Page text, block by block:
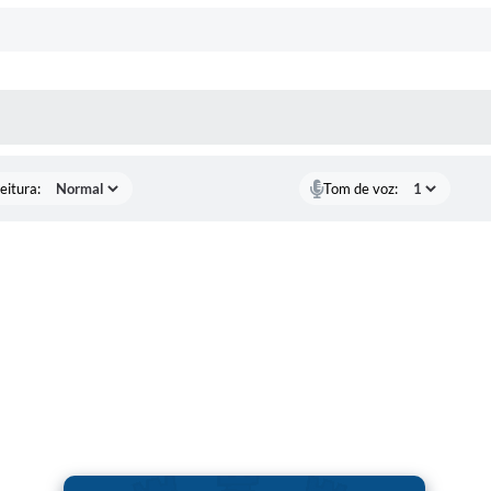
Tom de voz: